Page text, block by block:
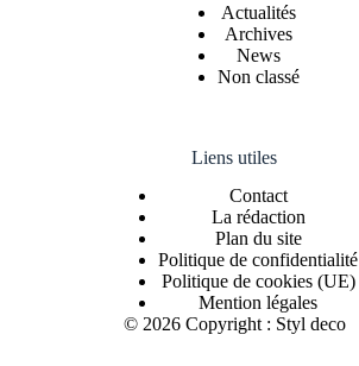
Actualités
Archives
News
Non classé
Liens utiles
Contact
La rédaction
Plan du site
Politique de confidentialité
Politique de cookies (UE)
Mention légales
© 2026 Copyright : Styl deco